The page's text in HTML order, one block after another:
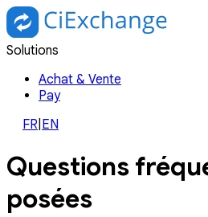
Solutions
Achat & Vente
Pay
FR EN
Questions
posées